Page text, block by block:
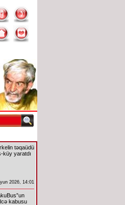
təqaüdü
küy yaratdı
2026, 14:01
kabusu